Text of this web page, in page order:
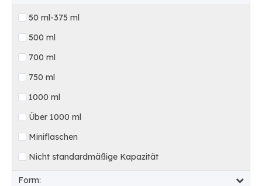
50 ml-375 ml
500 ml
700 ml
750 ml
1000 ml
Über 1000 ml
Miniflaschen
Nicht standardmäßige Kapazität
Form: